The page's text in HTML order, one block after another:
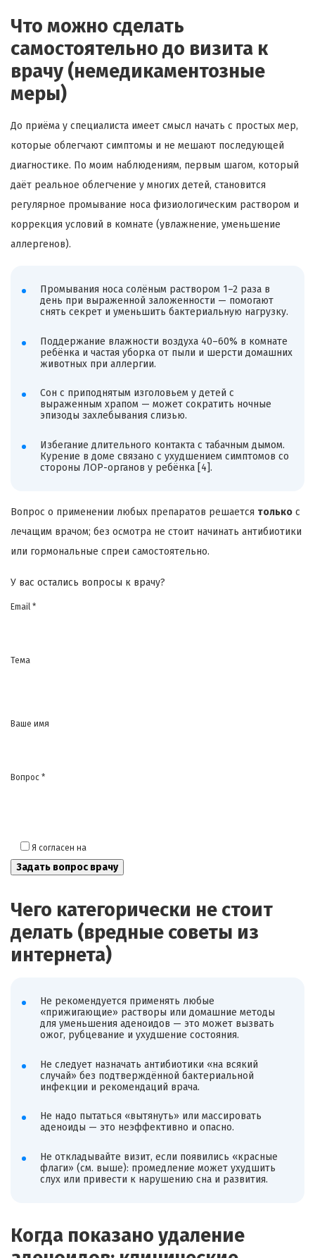
Что можно сделать
самостоятельно до визита к
врачу (немедикаментозные
меры)
До приёма у специалиста имеет смысл начать с простых мер,
которые облегчают симптомы и не мешают последующей
диагностике. По моим наблюдениям, первым шагом, который
даёт реальное облегчение у многих детей, становится
регулярное промывание носа физиологическим раствором и
коррекция условий в комнате (увлажнение, уменьшение
аллергенов).
Промывания носа солёным раствором 1–2 раза в
день при выраженной заложенности — помогают
снять секрет и уменьшить бактериальную нагрузку.
Поддержание влажности воздуха 40–60% в комнате
ребёнка и частая уборка от пыли и шерсти домашних
животных при аллергии.
Сон с приподнятым изголовьем у детей с
выраженным храпом — может сократить ночные
эпизоды захлебывания слизью.
Избегание длительного контакта с табачным дымом.
Курение в доме связано с ухудшением симптомов со
стороны ЛОР-органов у ребёнка [4].
Вопрос о применении любых препаратов решается только с
лечащим врачом; без осмотра не стоит начинать антибиотики
или гормональные спреи самостоятельно.
У вас остались вопросы к врачу?
Email *
Тема
Ваше имя
Вопрос *
Я согласен на
Чего категорически не стоит
делать (вредные советы из
интернета)
Не рекомендуется применять любые
«прижигающие» растворы или домашние методы
для уменьшения аденоидов — это может вызвать
ожог, рубцевание и ухудшение состояния.
Не следует назначать антибиотики «на всякий
случай» без подтверждённой бактериальной
инфекции и рекомендаций врача.
Не надо пытаться «вытянуть» или массировать
аденоиды — это неэффективно и опасно.
Не откладывайте визит, если появились «красные
флаги» (см. выше): промедление может ухудшить
слух или привести к нарушению сна и развития.
Когда показано удаление